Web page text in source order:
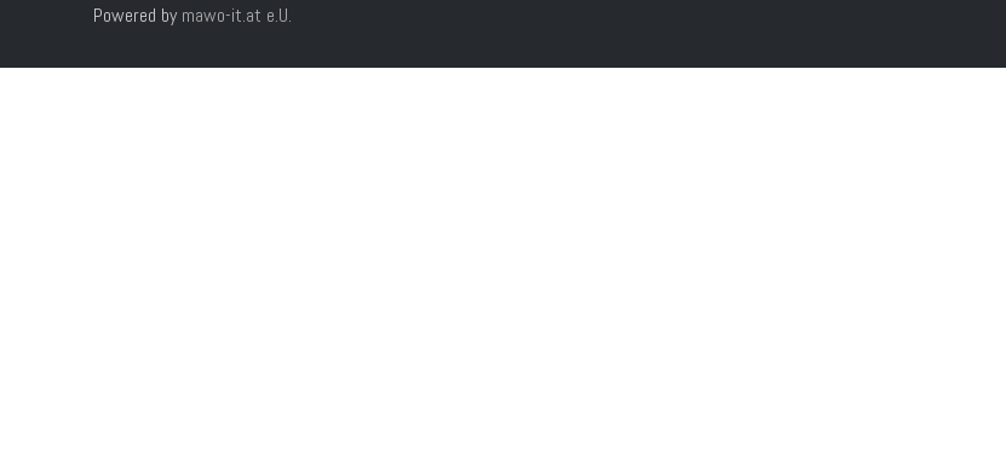
Powered by mawo-it.at e.U.